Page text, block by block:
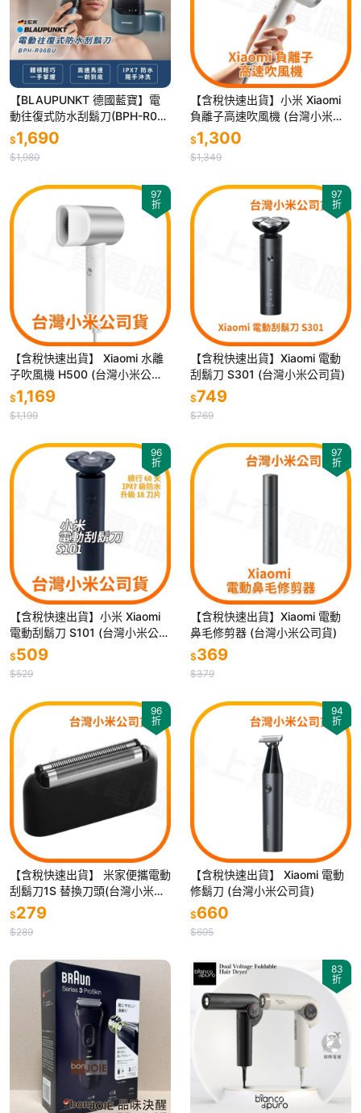
【BLAUPUNKT 德國藍寶】電
動往復式防水刮鬍刀(BPH-R06
BU)
$1,690
$1,980
【含稅快速出貨】小米 Xiaomi
負離子高速吹風機 (台灣小米公
司貨)
$1,300
$1,349
97
折
【含稅快速出貨】 Xiaomi 水離
子吹風機 H500 (台灣小米公司
貨)
$1,169
$1,199
97
折
【含稅快速出貨】Xiaomi 電動
刮鬍刀 S301 (台灣小米公司貨)
$749
$769
96
折
【含稅快速出貨】小米 Xiaomi
電動刮鬍刀 S101 (台灣小米公司
貨)
$509
$529
97
折
【含稅快速出貨】Xiaomi 電動
鼻毛修剪器 (台灣小米公司貨)
$369
$379
96
折
【含稅快速出貨】 米家便攜電動
刮鬍刀1S 替換刀頭(台灣小米公
司貨)
$279
$289
94
折
【含稅快速出貨】 Xiaomi 電動
修鬍刀 (台灣小米公司貨)
$660
$695
83
折